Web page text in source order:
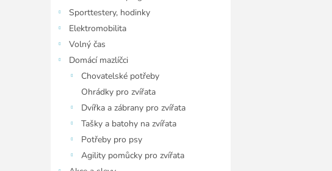
Sporttestery, hodinky
Elektromobilita
Volný čas
Domácí mazlíčci
Chovatelské potřeby
Ohrádky pro zvířata
Dvířka a zábrany pro zvířata
Tašky a batohy na zvířata
Potřeby pro psy
Agility pomůcky pro zvířata